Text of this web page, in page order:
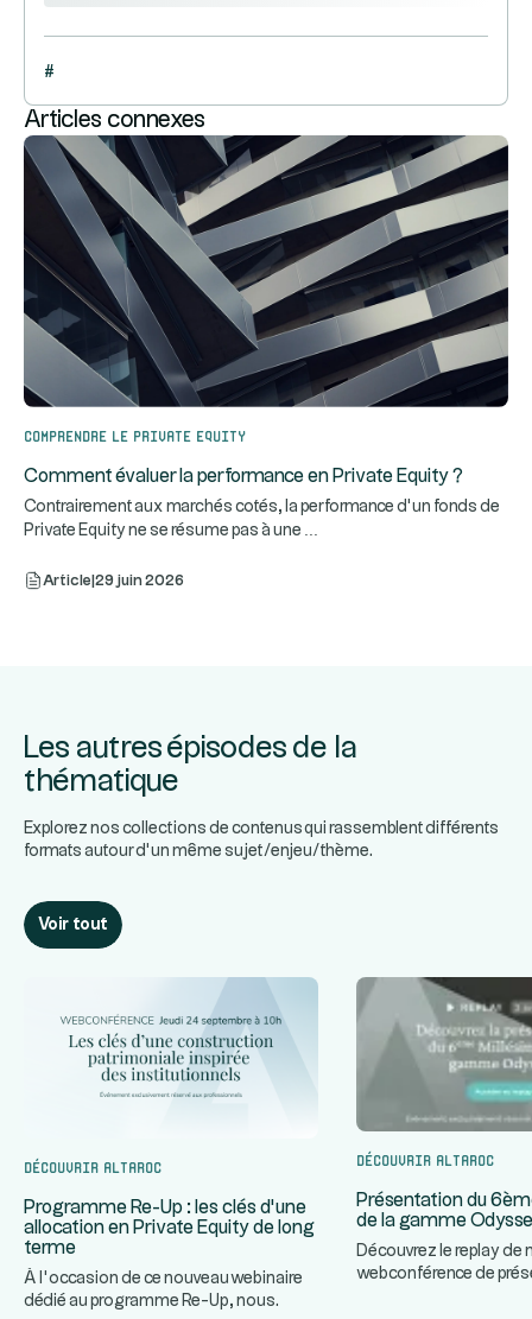
#
Articles connexes
Comprendre le Private Equity
Comment évaluer la performance en Private Equity ?
Contrairement aux marchés cotés, la performance d’un fonds de
Private Equity ne se résume pas à une
Article 29 juin 2026
Les autres épisodes de la
thématique
Explorez nos collections de contenus qui rassemblent différents
formats autour d’un même sujet/enjeu/thème.
Voir tout
Découvrir Altaroc
Programme Re-Up : les clés d’une
allocation en Private Equity de long
terme
À l’occasion de ce nouveau webinaire
dédié au programme Re-Up, nous
Découvrir Altaroc
Présentation du
de la gamme
Découvrez le replay de
webconférence de